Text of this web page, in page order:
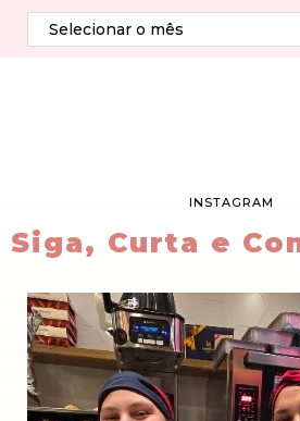
INSTAGRAM
Siga, Curta e